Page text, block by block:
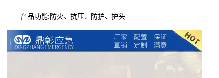
产品功能:防火、抗压、防护、护头